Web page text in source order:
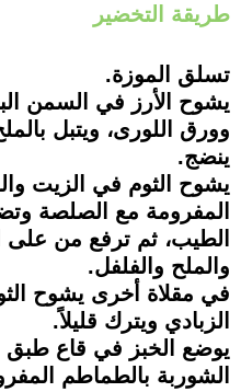
طريقة التخضير
تسلق الموزة.
يشوح الأرز في السمن
وورق اللورى، ويتبل
ينضج.
يشوح الثوم في الزيت
المفرومة مع الصلصة
الطيب، ثم ترفع من على
والملح والفلفل.
في مقلاة أخرى يشوح
الزبادي ويترك قليلاً.
يوضع الخبز في قاع طبق
الشوربة بالطماطم